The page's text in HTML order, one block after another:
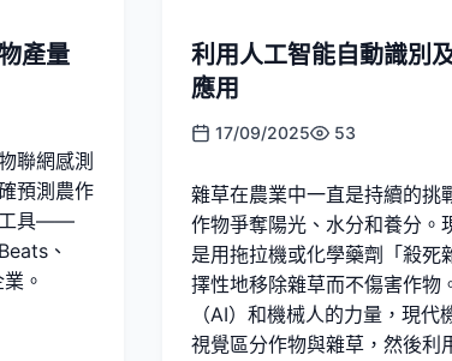
產量
聯網感測
預測農作
工具——
、
。
利用人工智能自動識別
應用
17/09/2025 53
雜草在農業中一直是持續的挑
作物爭奪陽光、水分和養分。
是用拖拉機或化學藥劑「殺死
擇性地移除雜草而不傷害作物
（AI）和機械人的力量，現代
視覺區分作物與雜草，然後利